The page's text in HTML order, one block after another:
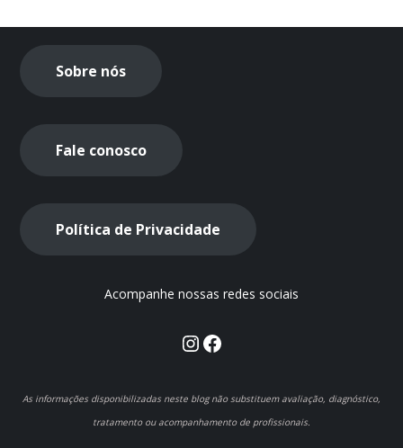
Sobre nós
Fale conosco
Política de Privacidade
Acompanhe nossas redes sociais
Instagram
Facebook
As informações disponibilizadas neste blog não substituem avaliação, diagnóstico,
tratamento ou acompanhamento de profissionais.